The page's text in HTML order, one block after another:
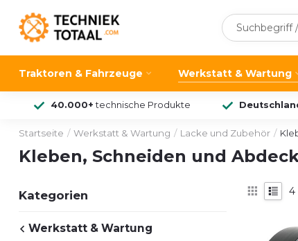
Traktoren & Fahrzeuge Werkstatt & Wartung
40.000+ technische Produkte
Startseite / Werkstatt & Wartung / Lacke und Zubehör /
Kleben, Schneiden und
Kategorien
Werkstatt & Wartung
4